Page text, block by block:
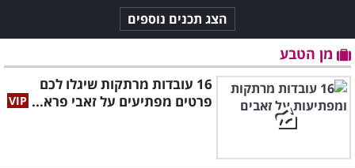
הצג תכנים נוספים
מן הטבע
16 עובדות מרתקות שיגלו לכם
פרטים מפתיעים על זאבי פרא...